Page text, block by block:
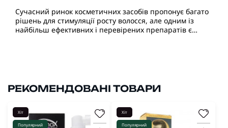
Сучасний ринок косметичних засобів пропонує багато
рішень для стимуляції росту волосся, але одним із
найбільш ефективних і перевірених препаратів є
РЕКОМЕНДОВАНІ ТОВАРИ
Хіт
Популярний
Хіт
Популярний